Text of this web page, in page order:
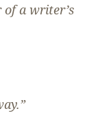
of a writer’s